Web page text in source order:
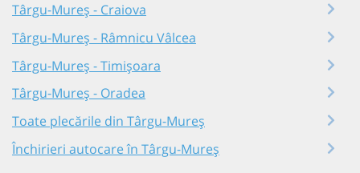
Târgu-Mureș - Craiova
Târgu-Mureș - Râmnicu Vâlcea
Târgu-Mureș - Timișoara
Târgu-Mureș - Oradea
Toate plecările din Târgu-Mureș
Închirieri autocare în Târgu-Mureș